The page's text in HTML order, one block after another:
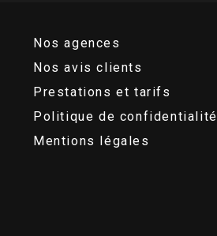
Nos agences
Nos avis clients
Prestations et tarifs
Politique de confidentialité
Mentions légales